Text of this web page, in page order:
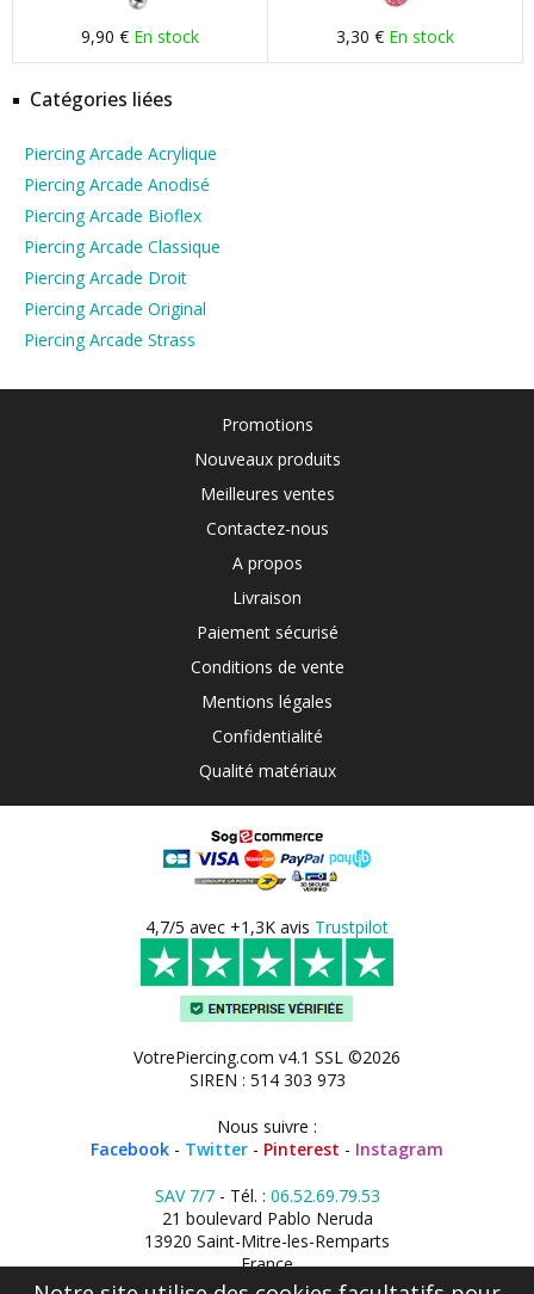
9,90 € En stock 3,30 € En stock
Catégories liées
Piercing Arcade Acrylique
Piercing Arcade Anodisé
Piercing Arcade Bioflex
Piercing Arcade Classique
Piercing Arcade Droit
Piercing Arcade Original
Piercing Arcade Strass
Promotions
Nouveaux produits
Meilleures ventes
Contactez-nous
A propos
Livraison
Paiement sécurisé
Conditions de vente
Mentions légales
Confidentialité
Qualité matériaux
4,7/5 avec +1,3K avis Trustpilot
VotrePiercing.com v4.1 SSL ©2026
SIREN : 514 303 973
Nous suivre :
Facebook - Twitter - Pinterest - Instagram
SAV 7/7- Tél. : 06.52.69.79.53
21 boulevard Pablo Neruda
13920 Saint-Mitre-les-Remparts
France